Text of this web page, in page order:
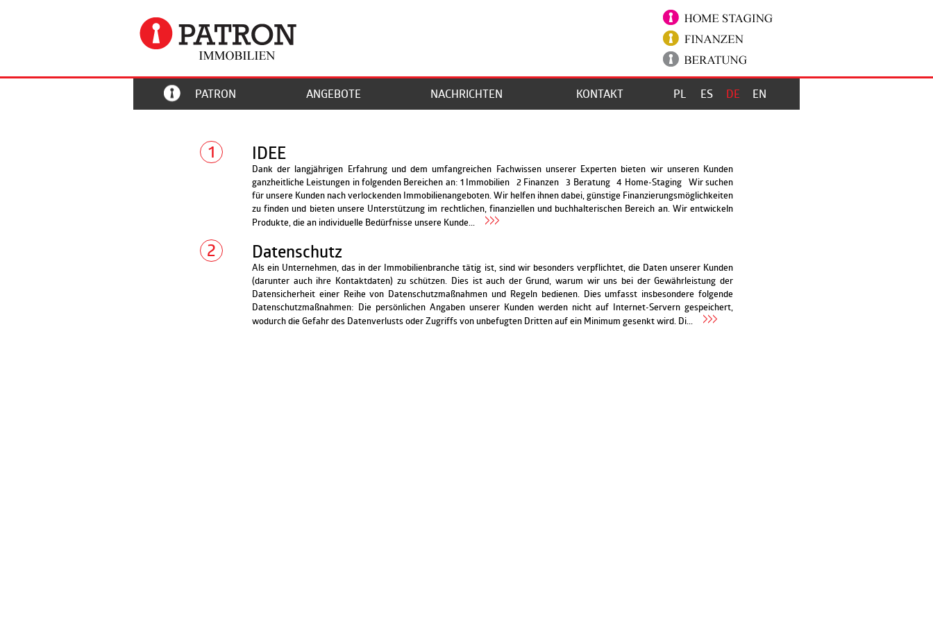
PATRON ANGEBOTE NACHRICHTEN KONTAKT PL ES DE EN
1 IDEE
Dank der langjährigen Erfahrung und dem umfangreichen Fachwissen unserer Experten bieten wir unseren Kunden
ganzheitliche Leistungen in folgenden Bereichen an: 1 Immobilien 2 Finanzen 3 Beratung 4 Home-Staging Wir suchen
für unsere Kunden nach verlockenden Immobilienangeboten. Wir helfen ihnen dabei, günstige Finanzierungsmöglichkeiten
zu finden und bieten unsere Unterstützung im rechtlichen, finanziellen und buchhalterischen Bereich an. Wir entwickeln
Produkte, die an individuelle Bedürfnisse unsere Kunde...
2 Datenschutz
Als ein Unternehmen, das in der Immobilienbranche tätig ist, sind wir besonders verpflichtet, die Daten unserer Kunden
(darunter auch ihre Kontaktdaten) zu schützen. Dies ist auch der Grund, warum wir uns bei der Gewährleistung der
Datensicherheit einer Reihe von Datenschutzmaßnahmen und Regeln bedienen. Dies umfasst insbesondere folgende
Datenschutzmaßnahmen: Die persönlichen Angaben unserer Kunden werden nicht auf Internet-Servern gespeichert,
wodurch die Gefahr des Datenverlusts oder Zugriffs von unbefugten Dritten auf ein Minimum gesenkt wird. Di...